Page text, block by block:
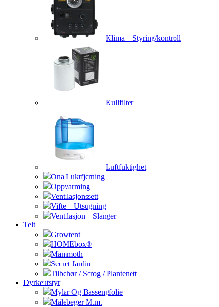
Klima – Styring/kontroll
Kullfilter
Luftfuktighet
Ona Luktfjerning
Oppvarming
Ventilasjonssett
Vifte – Utsugning
Ventilasjon – Slanger
Telt
Growtent
HOMEbox®
Mammoth
Secret Jardin
Tilbehør / Scrog / Plantenett
Dyrkeutstyr
Mylar Og Bassengfolie
Målebeger M.m.